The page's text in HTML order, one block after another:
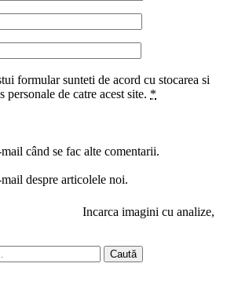
formular sunteti de acord cu stocarea si
personale de catre acest site. *
când se fac alte comentarii.
despre articolele noi.
Incarca imagini cu analize,